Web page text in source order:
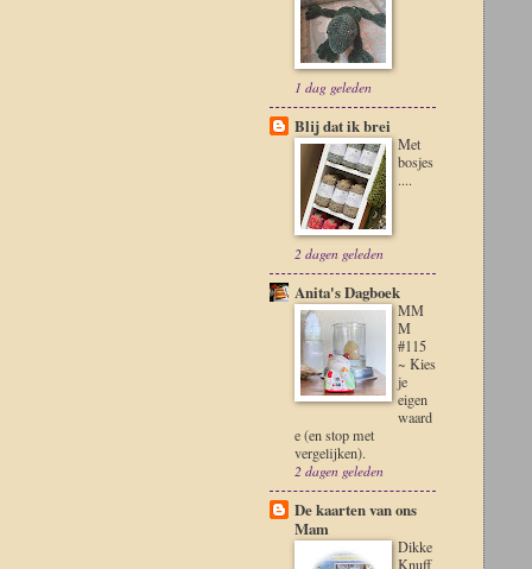
1 dag geleden
Blij dat ik brei
Met
bosjes
....
2 dagen geleden
Anita's Dagboek
MM
M
#115
~ Kies
je
eigen
waard
e (en stop met
vergelijken).
2 dagen geleden
De kaarten van ons
Mam
Dikke
Knuff